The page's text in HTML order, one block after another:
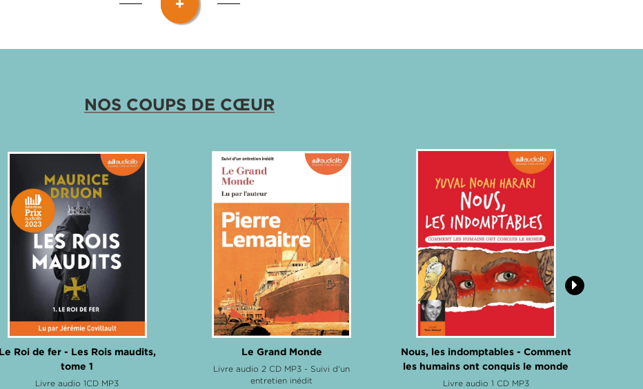
NOS COUPS DE CŒUR
Le Roi de fer - Les Rois maudits,
tome 1
Livre audio 1CD MP3
Le Grand Monde
Livre audio 2 CD MP3 - Suivi d'un
entretien inédit
Nous, les indomptables - Comment
les humains ont conquis le monde
Livre audio 1 CD MP3